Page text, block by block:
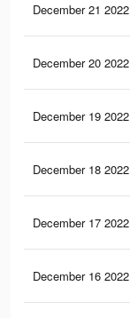
December 21 2022
December 20 2022
December 19 2022
December 18 2022
December 17 2022
December 16 2022